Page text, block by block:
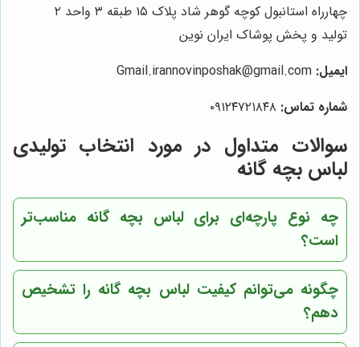
چهارراه استانبول کوچه گوهر شاد پلاک ۱۵ طبقه ۳ واحد ۲
تولید و پخش پوشاک ایران نوین
ایمیل:
شماره تماس:
سوالات متداول در مورد انتخاب تولیدی
لباس بچه گانه
چه نوع پارچه‌ای برای لباس بچه گانه مناسب‌تر
است؟
چگونه می‌توانم کیفیت لباس بچه گانه را تشخیص
دهم؟